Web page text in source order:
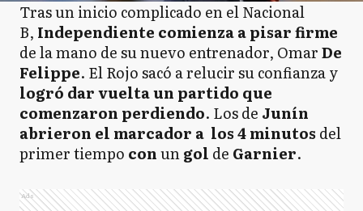
Tras un inicio complicado en el Nacional
B, Independiente comienzaa pisar firme
de la mano de su nuevo entrenador, OmarDe
Felippe. El Rojo sacó a relucir su confianza y
logró dar vuelta un partido que
comenzaron perdiendo. Los de Junín
abrieron el marcador a los 4 minutos del
primer tiempo conungol de Garnier.
Ads